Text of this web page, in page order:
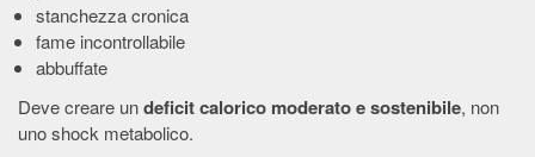
stanchezza cronica
fame incontrollabile
abbuffate
Deve creare undeficit calorico moderato e sostenibile, non
uno shock metabolico.